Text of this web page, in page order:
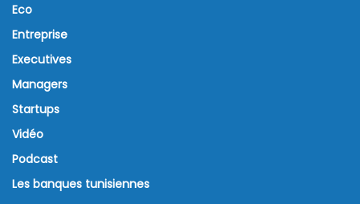
Eco
Entreprise
Executives
Managers
Startups
Vidéo
Podcast
Les banques tunisiennes